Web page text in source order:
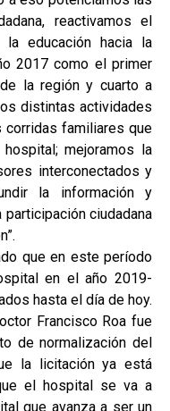
reactivamos el
la educación hacia la
2017 como el primer
la región y cuarto a
distintas actividades
corridas familiares que
mejoramos la
interconectados y
la información y
ciudadana
que en este período
en el año 2019-
hasta el día de hoy.
Francisco Roa fue
de normalización del
la licitación ya está
el hospital se va a
que avanza a ser un